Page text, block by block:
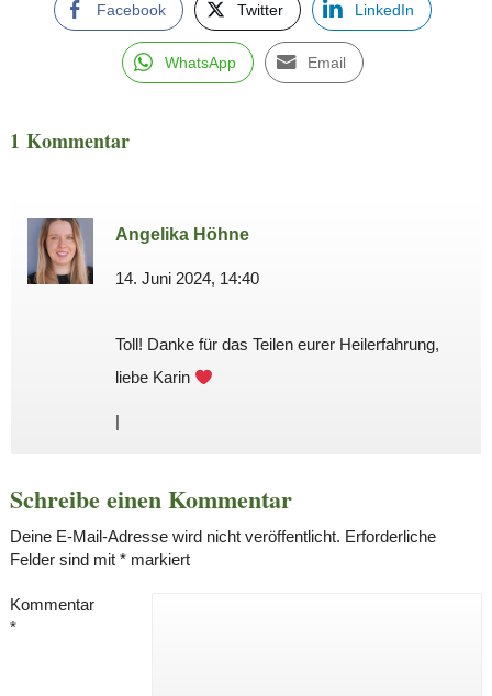
Facebook Twitter LinkedIn
WhatsApp Email
1 Kommentar
Angelika Höhne
14. Juni 2024, 14:40
Toll! Danke für das Teilen eurer Heilerfahrung,
liebe Karin
|
Schreibe einen Kommentar
Deine E-Mail-Adresse wird nicht veröffentlicht. Erforderliche
Felder sind mit *markiert
Kommentar
*